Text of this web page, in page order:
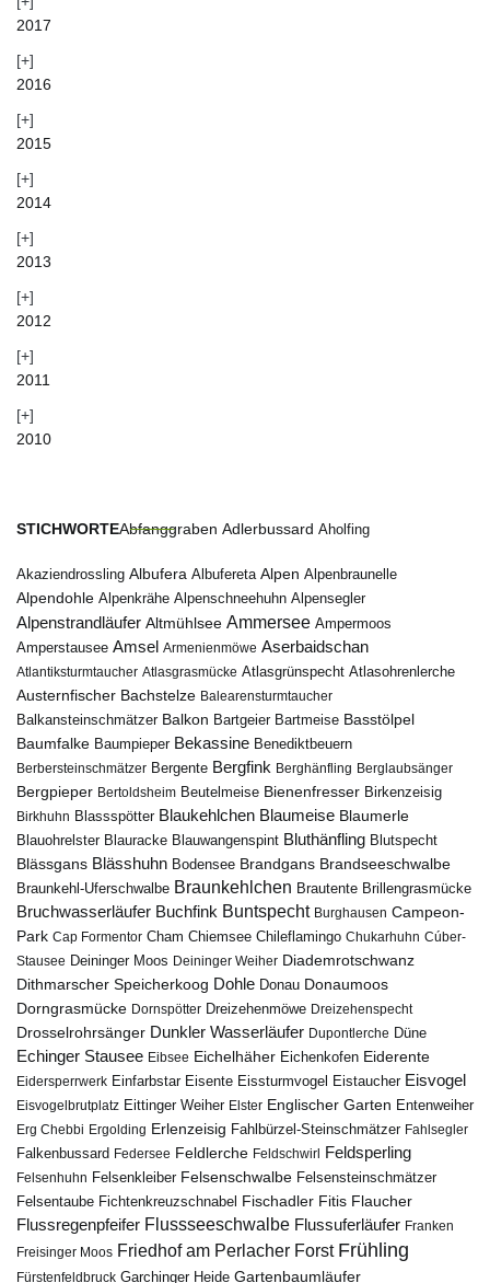
2017
2016
2015
2014
2013
2012
2011
2010
STICHWORTEAbfanggraben Adlerbussard Aholfing
Akaziendrossling Albufera Albufereta Alpen Alpenbraunelle
Alpendohle Alpenkrähe Alpenschneehuhn Alpensegler
Alpenstrandläufer Altmühlsee Ammersee Ampermoos
Amperstausee Amsel Armenienmöwe Aserbaidschan
Atlantiksturmtaucher Atlasgrasmücke Atlasgrünspecht Atlasohrenlerche
Austernfischer Bachstelze Balearensturmtaucher
Balkansteinschmätzer Balkon Bartgeier Bartmeise Basstölpel
Baumfalke Baumpieper Bekassine Benediktbeuern
Berbersteinschmätzer Bergente Bergfink Berghänfling Berglaubsänger
Bergpieper Bertoldsheim Beutelmeise Bienenfresser Birkenzeisig
Birkhuhn Blassspötter Blaukehlchen Blaumeise Blaumerle
Blauohrelster Blauracke Blauwangenspint Bluthänfling Blutspecht
Blässgans Blässhuhn Bodensee Brandgans Brandseeschwalbe
Braunkehl-Uferschwalbe Braunkehlchen Brautente Brillengrasmücke
Bruchwasserläufer Buchfink Buntspecht Burghausen Campeon-
Park Cap Formentor Cham Chiemsee Chileflamingo Chukarhuhn Cúber-
Stausee Deininger Moos Deininger Weiher Diademrotschwanz
Dithmarscher Speicherkoog Dohle Donau Donaumoos
Dorngrasmücke Dornspötter Dreizehenmöwe Dreizehenspecht
Drosselrohrsänger Dunkler Wasserläufer Dupontlerche Düne
Echinger Stausee Eibsee Eichelhäher Eichenkofen Eiderente
Eidersperrwerk Einfarbstar Eisente Eissturmvogel Eistaucher Eisvogel
Eisvogelbrutplatz Eittinger Weiher Elster Englischer Garten Entenweiher
Erg Chebbi Ergolding Erlenzeisig Fahlbürzel-Steinschmätzer Fahlsegler
Falkenbussard Federsee Feldlerche Feldschwirl Feldsperling
Felsenhuhn Felsenkleiber Felsenschwalbe Felsensteinschmätzer
Felsentaube Fichtenkreuzschnabel Fischadler Fitis Flaucher
Flussregenpfeifer Flussseeschwalbe Flussuferläufer Franken
Freisinger Moos Friedhof am Perlacher Forst Frühling
Fürstenfeldbruck Garchinger Heide Gartenbaumläufer